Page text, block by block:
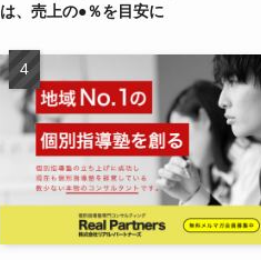
は、売上の●％を目安に